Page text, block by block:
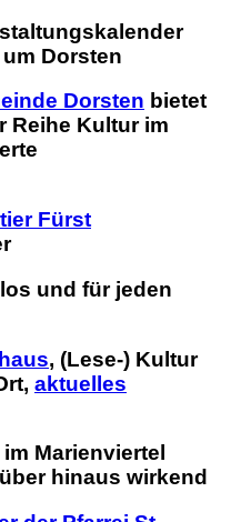
Dorsten
Dorsten bietet
Reihe Kultur im
Fürst
und für jeden
, (Lese-) Kultur
aktuelles
im Marienviertel
hinaus wirkend